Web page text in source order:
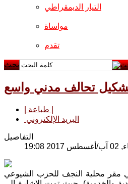
التيار الديمقراطي
مواساة
تقدم
بحث
تحالف مدني واسع
البريد الإلكتروني
التفاصيل
في النجف، مساء الثلاثاءـ (1 اب) اجتماعه الدوري في مقر محلية النجف للحزب الشيوعي